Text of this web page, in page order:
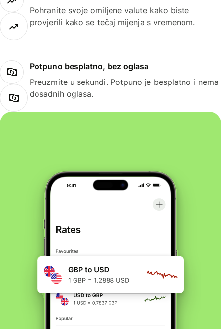
Pohranite svoje omiljene valute kako biste
provjerili kako se tečaj mijenja s vremenom.
Potpuno besplatno, bez oglasa
Preuzmite u sekundi. Potpuno je besplatno i nema
dosadnih oglasa.